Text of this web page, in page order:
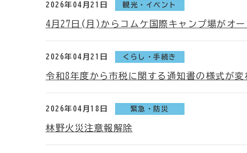
2026年04月21日 観光・イベント
4月27日(月)からコムケ国際キャンプ場がオー
2026年04月21日 くらし・手続き
令和8年度から市税に関する通知書の様式が変
2026年04月18日 緊急・防災
林野火災注意報解除